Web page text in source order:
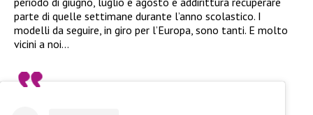
parte di quelle settimane durante l’anno scolastico. I
modelli da seguire, in giro per l’Europa, sono tanti. E molto
vicini a noi…